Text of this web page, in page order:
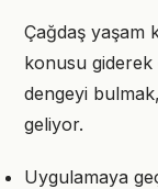
Çağdaş yaşam
konusu giderek
dengeyi
geliyor.
Uygulamaya